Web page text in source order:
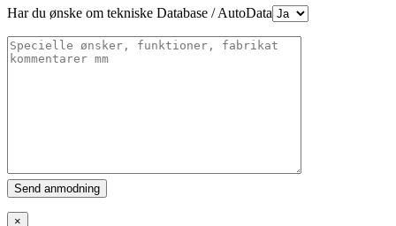
Har du ønske om tekniske Database / AutoData
Please
leave
this
×